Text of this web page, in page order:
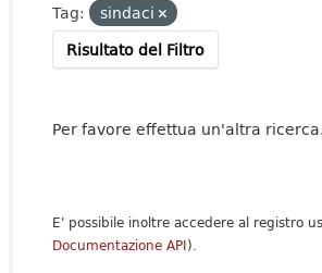
Tag:
sindaci
Risultato del Filtro
Per favore effettua un'altra ricerca.
E' possibile inoltre accedere al registro
Documentazione API).